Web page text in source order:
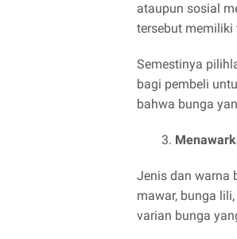
ataupun sosial
tersebut
Semestinya
bagi pembeli
bahwa bunga
Jenis dan warna
mawar, bunga
varian bunga